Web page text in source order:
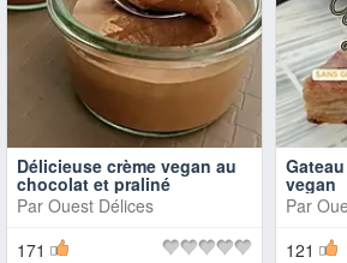
Délicieuse crème vegan au
chocolat et praliné
Par Ouest Délices
171
vegan
Par
121